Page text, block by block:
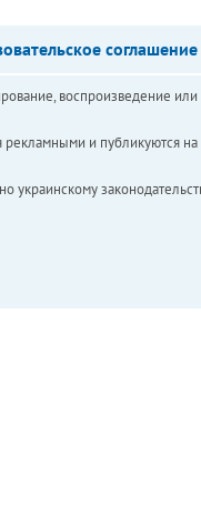
соглашение
воспроизведение
и публикуются на